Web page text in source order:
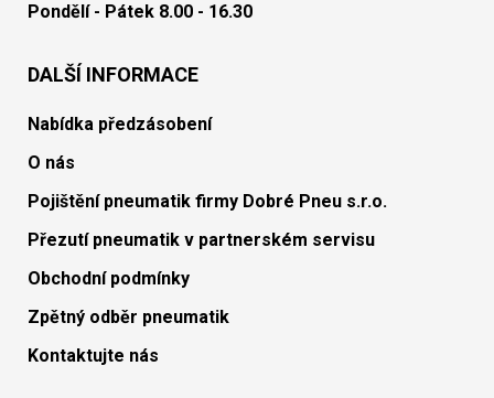
Pondělí - Pátek 8.00 - 16.30
DALŠÍ INFORMACE
Nabídka předzásobení
O nás
Pojištění pneumatik firmy Dobré Pneu s.r.o.
Přezutí pneumatik v partnerském servisu
Obchodní podmínky
Zpětný odběr pneumatik
Kontaktujte nás